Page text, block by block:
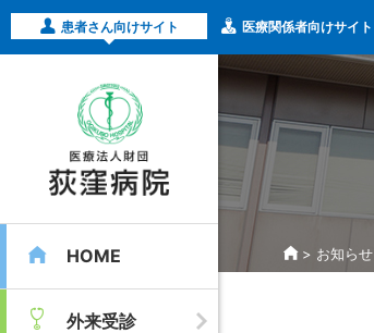
患者さん向けサイト 医療関係者向けサイト
HOME
外来受診
> お知らせ